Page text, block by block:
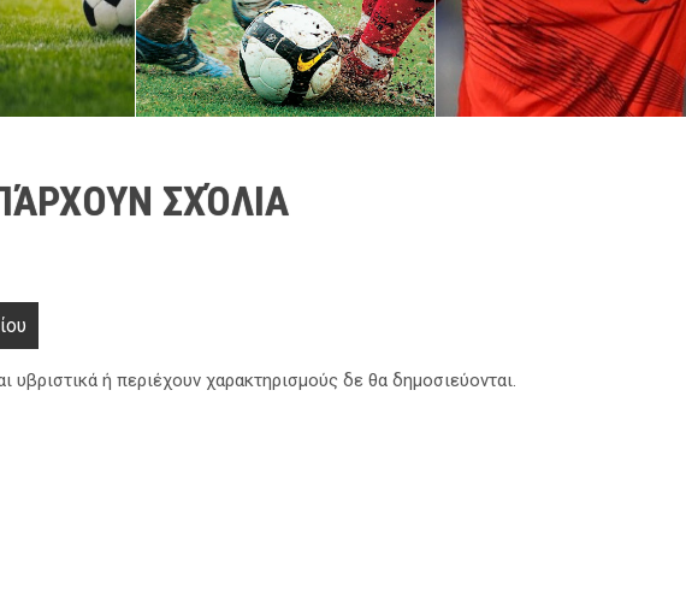
ΣΧΌΛΙΑ
υβριστικά ή περιέχουν χαρακτηρισμούς δε θα δημοσιεύονται.